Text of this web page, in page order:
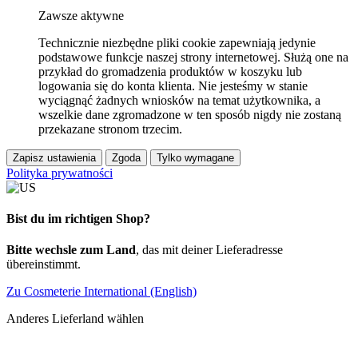
Zawsze aktywne
Technicznie niezbędne pliki cookie zapewniają jedynie
podstawowe funkcje naszej strony internetowej. Służą one na
przykład do gromadzenia produktów w koszyku lub
logowania się do konta klienta. Nie jesteśmy w stanie
wyciągnąć żadnych wniosków na temat użytkownika, a
wszelkie dane zgromadzone w ten sposób nigdy nie zostaną
przekazane stronom trzecim.
Zapisz ustawienia Zgoda Tylko wymagane
Polityka prywatności
Bist du im richtigen Shop?
Bitte wechsle zum Land, das mit deiner Lieferadresse
übereinstimmt.
Zu Cosmeterie International (English)
Anderes Lieferland wählen